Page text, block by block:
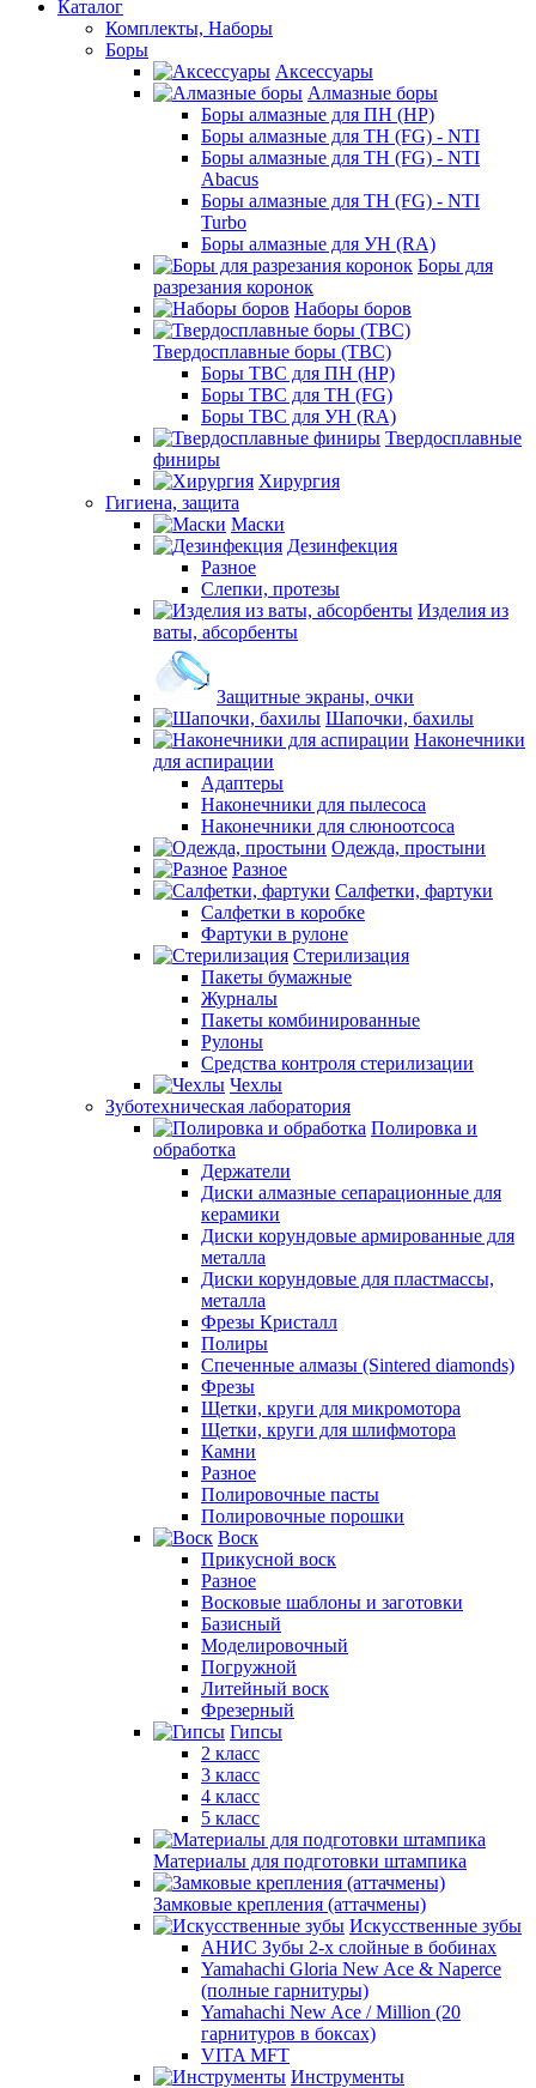
Каталог
Комплекты, Наборы
Боры
Аксессуары
Алмазные боры
Боры алмазные для ПН (HP)
Боры алмазные для ТН (FG) - NTI
Боры алмазные для ТН (FG) - NTI
Abacus
Боры алмазные для ТН (FG) - NTI
Turbo
Боры алмазные для УН (RA)
Боры для
разрезания коронок
Наборы боров
Твердосплавные боры (ТВС)
Боры ТВС для ПН (HP)
Боры ТВС для ТН (FG)
Боры ТВС для УН (RA)
Твердосплавные
финиры
Хирургия
Гигиена, защита
Маски
Дезинфекция
Разное
Слепки, протезы
Изделия из
ваты, абсорбенты
Защитные экраны, очки
Шапочки, бахилы
Наконечники
для аспирации
Адаптеры
Наконечники для пылесоса
Наконечники для слюноотсоса
Одежда, простыни
Разное
Салфетки, фартуки
Салфетки в коробке
Фартуки в рулоне
Стерилизация
Пакеты бумажные
Журналы
Пакеты комбинированные
Рулоны
Средства контроля стерилизации
Чехлы
Зуботехническая лаборатория
Полировка и
обработка
Держатели
Диски алмазные сепарационные для
керамики
Диски корундовые армированные для
металла
Диски корундовые для пластмассы,
металла
Фрезы Кристалл
Полиры
Спеченные алмазы (Sintered diamonds)
Фрезы
Щетки, круги для микромотора
Щетки, круги для шлифмотора
Камни
Разное
Полировочные пасты
Полировочные порошки
Воск
Прикусной воск
Разное
Восковые шаблоны и заготовки
Базисный
Моделировочный
Погружной
Литейный воск
Фрезерный
Гипсы
2 класс
3 класс
4 класс
5 класс
Материалы для подготовки штампика
Замковые крепления (аттачмены)
Искусственные зубы
АНИС Зубы 2-х слойные в бобинах
Yamahachi Gloria New Ace & Naperce
(полные гарнитуры)
Yamahachi New Ace / Million (20
гарнитуров в боксах)
VITA MFT
Инструменты